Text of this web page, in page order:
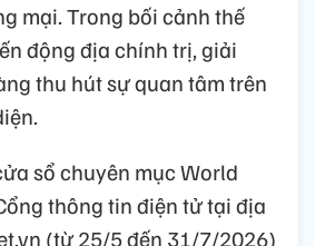
mại. Trong bối cảnh thế
động địa chính trị, giải
thu hút sự quan tâm trên
sổ chuyên mục World
thông tin điện tử tại địa
(từ 25/5 đến 31/7/2026)